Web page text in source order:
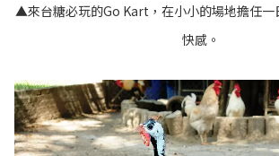
▲來台糖必玩的Go Kart，在小小的場地擔任一
快感。